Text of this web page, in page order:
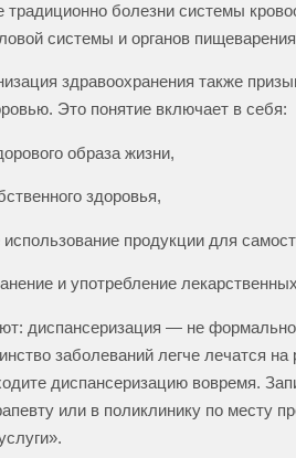
традиционно болезни системы
системы и органов
здравоохранения также
Это понятие включает в себя:
образа жизни,
здоровья,
использование продукции для
и употребление
диспансеризация — не
заболеваний легче лечатся
диспансеризацию вовремя.
или в поликлинику по месту